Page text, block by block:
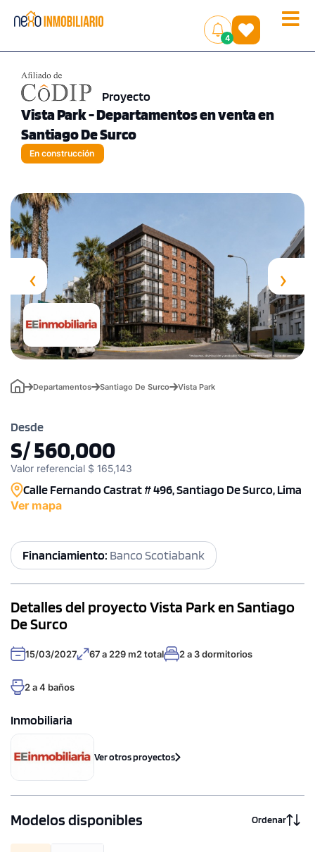
Toggle
4
()
Proyecto
Vista Park - Departamentos en venta en
Santiago De Surco
En construcción
‹ ›
Departamentos Santiago De Surco Vista Park
Desde
S/ 560,000
Valor referencial $ 165,143
Calle Fernando Castrat # 496, Santiago De Surco, Lima
Ver mapa
Financiamiento: Banco Scotiabank
Detalles del proyecto Vista Park en Santiago
De Surco
15/03/2027 67 a 229 m2 total 2 a 3 dormitorios
2 a 4 baños
Inmobiliaria
Ver otros proyectos
Modelos disponibles Ordenar